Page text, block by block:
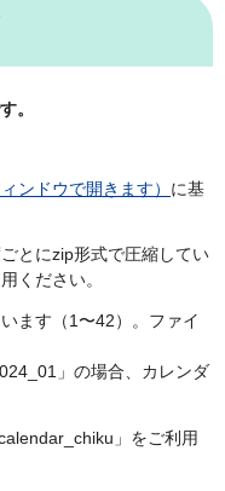
。
ンドウで開きます） に基
とにzip形式で圧縮してい
ください。
ます（1〜42）。ファイ
」の場合、カレンダ
」をご利用